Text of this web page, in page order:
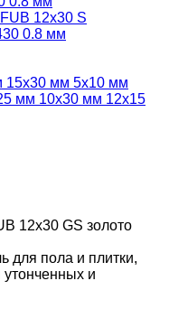
15х30 мм 5х10 мм
мм 10х30 мм 12х15
12х30 GS золото
для пола и плитки,
и